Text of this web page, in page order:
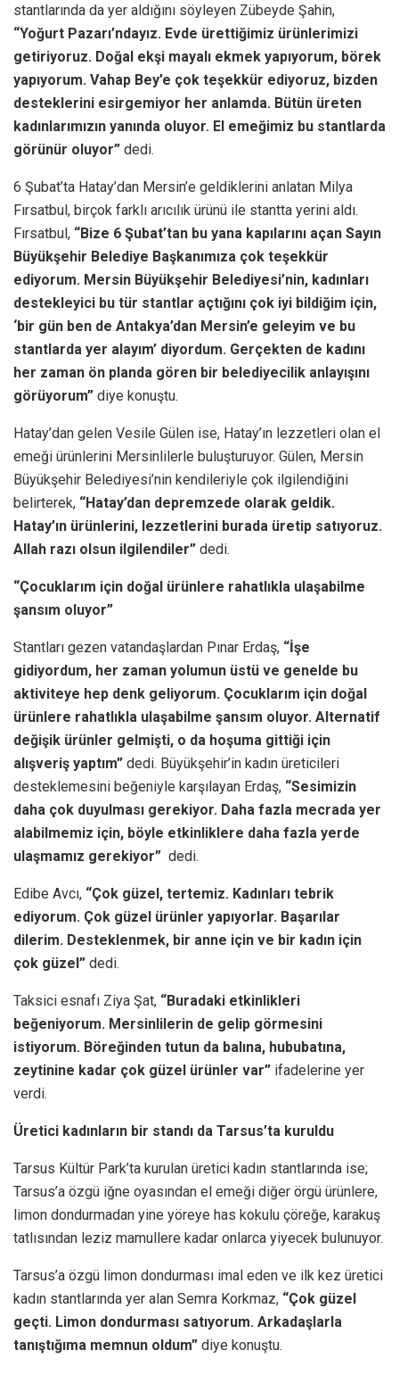
stantlarında da yer aldığını söyleyen Zübeyde Şahin,
“Yoğurt Pazarı’ndayız. Evde ürettiğimiz ürünlerimizi
getiriyoruz. Doğal ekşi mayalı ekmek yapıyorum, börek
yapıyorum. Vahap Bey’e çok teşekkür ediyoruz, bizden
desteklerini esirgemiyor her anlamda. Bütün üreten
kadınlarımızın yanında oluyor. El emeğimiz bu stantlarda
görünür oluyor” dedi.
6 Şubat’ta Hatay’dan Mersin’e geldiklerini anlatan Milya
Fırsatbul, birçok farklı arıcılık ürünü ile stantta yerini aldı.
Fırsatbul, “Bize 6 Şubat’tan bu yana kapılarını açan Sayın
Büyükşehir Belediye Başkanımıza çok teşekkür
ediyorum. Mersin Büyükşehir Belediyesi’nin, kadınları
destekleyici bu tür stantlar açtığını çok iyi bildiğim için,
‘bir gün ben de Antakya’dan Mersin’e geleyim ve bu
stantlarda yer alayım’ diyordum. Gerçekten de kadını
her zaman ön planda gören bir belediyecilik anlayışını
görüyorum” diye konuştu.
Hatay’dan gelen Vesile Gülen ise, Hatay’ın lezzetleri olan el
emeği ürünlerini Mersinlilerle buluşturuyor. Gülen, Mersin
Büyükşehir Belediyesi’nin kendileriyle çok ilgilendiğini
belirterek, “Hatay’dan depremzede olarak geldik.
Hatay’ın ürünlerini, lezzetlerini burada üretip satıyoruz.
Allah razı olsun ilgilendiler” dedi.
“Çocuklarım için doğal ürünlere rahatlıkla ulaşabilme
şansım oluyor”
Stantları gezen vatandaşlardan Pınar Erdaş, “İşe
gidiyordum, her zaman yolumun üstü ve genelde bu
aktiviteye hep denk geliyorum. Çocuklarım için doğal
ürünlere rahatlıkla ulaşabilme şansım oluyor. Alternatif
değişik ürünler gelmişti, o da hoşuma gittiği için
alışveriş yaptım” dedi. Büyükşehir’in kadın üreticileri
desteklemesini beğeniyle karşılayan Erdaş, “Sesimizin
daha çok duyulması gerekiyor. Daha fazla mecrada yer
alabilmemiz için, böyle etkinliklere daha fazla yerde
ulaşmamız gerekiyor” dedi.
Edibe Avcı, “Çok güzel, tertemiz. Kadınları tebrik
ediyorum. Çok güzel ürünler yapıyorlar. Başarılar
dilerim. Desteklenmek, bir anne için ve bir kadın için
çok güzel” dedi.
Taksici esnafı Ziya Şat, “Buradaki etkinlikleri
beğeniyorum. Mersinlilerin de gelip görmesini
istiyorum. Böreğinden tutun da balına, hububatına,
zeytinine kadar çok güzel ürünler var” ifadelerine yer
verdi.
Üretici kadınların bir standı da Tarsus’ta kuruldu
Tarsus Kültür Park’ta kurulan üretici kadın stantlarında ise;
Tarsus’a özgü iğne oyasından el emeği diğer örgü ürünlere,
limon dondurmadan yine yöreye has kokulu çöreğe, karakuş
tatlısından leziz mamullere kadar onlarca yiyecek bulunuyor.
Tarsus’a özgü limon dondurması imal eden ve ilk kez üretici
kadın stantlarında yer alan Semra Korkmaz, “Çok güzel
geçti. Limon dondurması satıyorum. Arkadaşlarla
tanıştığıma memnun oldum” diye konuştu.